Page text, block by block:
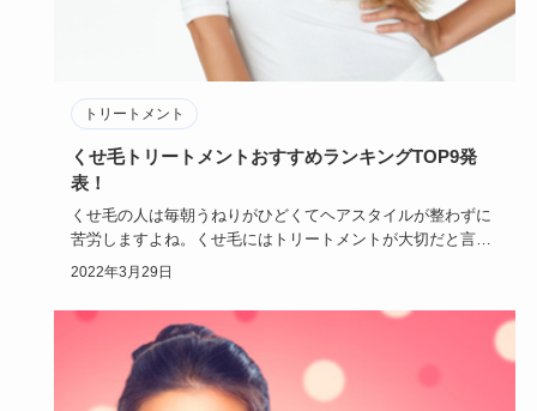
トリートメント
くせ毛トリートメントおすすめランキングTOP9発
表！
くせ毛の人は毎朝うねりがひどくてヘアスタイルが整わずに
苦労しますよね。くせ毛にはトリートメントが大切だと言わ
れていますが、…
2022年3月29日